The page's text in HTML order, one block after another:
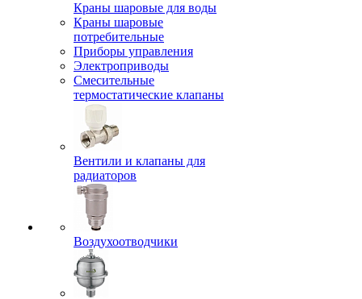
Краны шаровые для воды
Краны шаровые
потребительные
Приборы управления
Электроприводы
Смесительные
термостатические клапаны
Вентили и клапаны для
радиаторов
Воздухоотводчики